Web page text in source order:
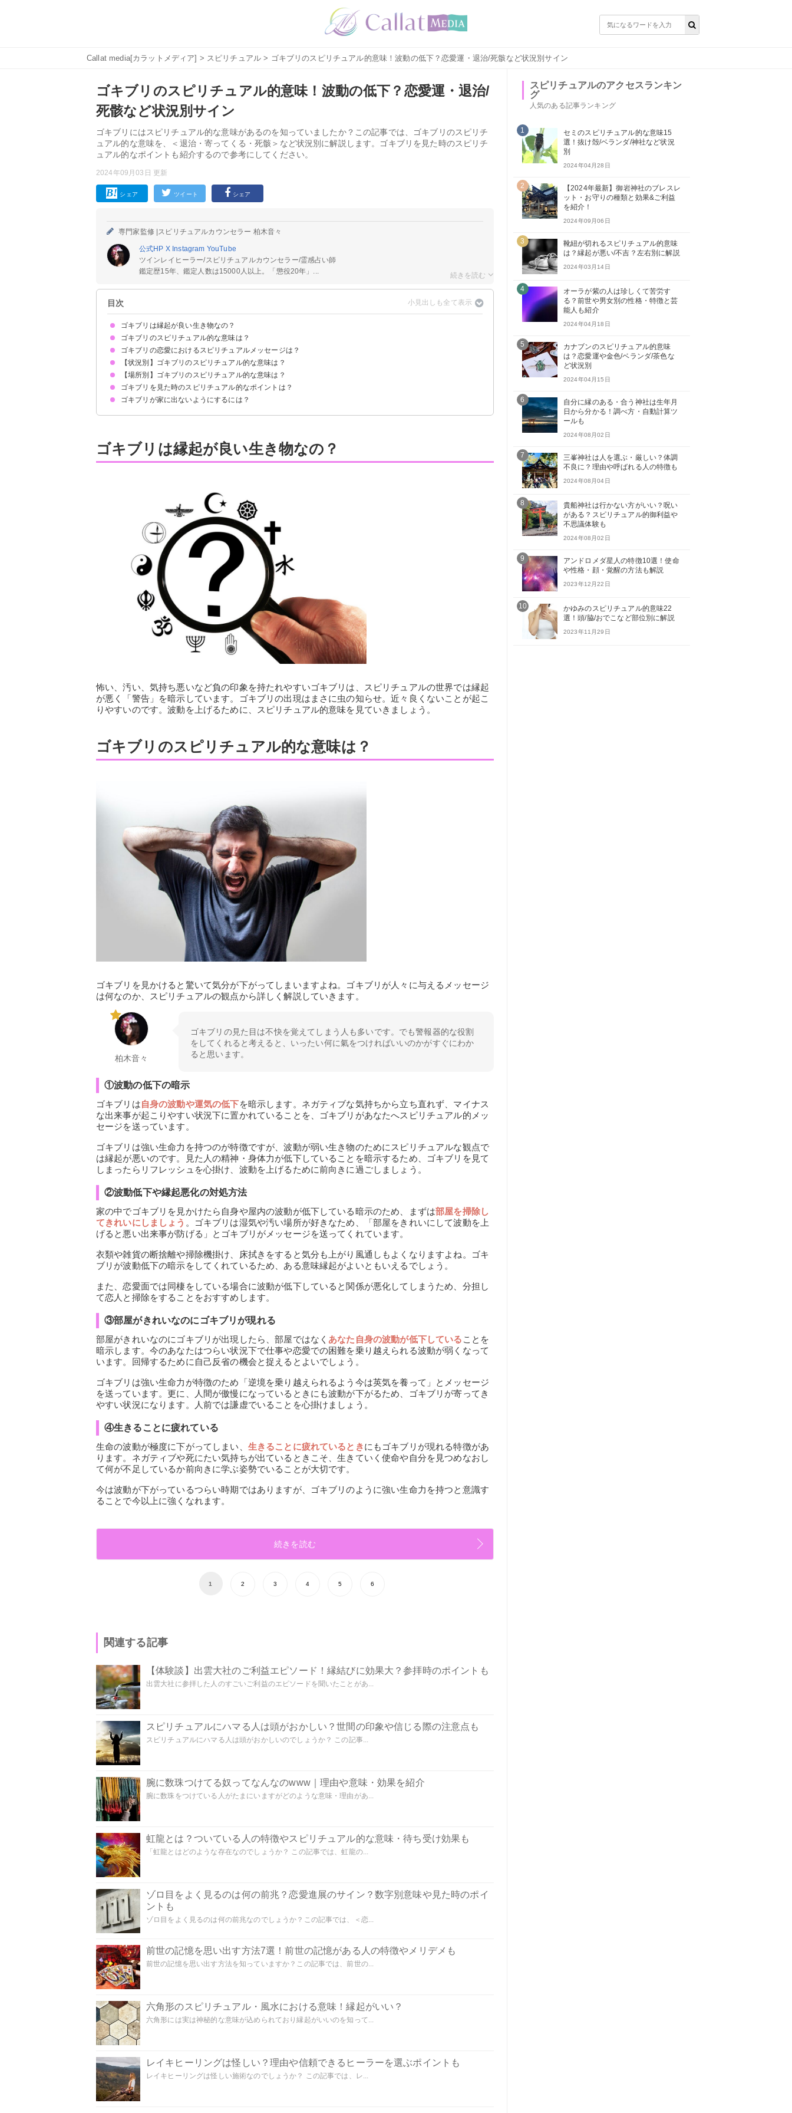
Callat media[カラットメディア] > スピリチュアル > ゴキブリのスピリチュアル的意味！波動の低下？恋愛運・退治/死骸など状況別サイン
ゴキブリのスピリチュアル的意味！波動の低下？恋愛運・退治/
死骸など状況別サイン
ゴキブリにはスピリチュアル的な意味があるのを知っていましたか？この記事では、ゴキブリのスピリチ
ュアル的な意味を、＜退治・寄ってくる・死骸＞など状況別に解説します。ゴキブリを見た時のスピリチ
ュアル的なポイントも紹介するので参考にしてください。
2024年09月03日 更新
シェア ツイート シェア
専門家監修 | スピリチュアルカウンセラー 柏木音々
公式HP X Instagram YouTube
ツインレイヒーラー/スピリチュアルカウンセラー/霊感占い師
鑑定歴15年、鑑定人数は15000人以上。「懲役20年」...
目次
ゴキブリは縁起が良い生き物なの？
ゴキブリのスピリチュアル的な意味は？
①波動の低下の暗示
②波動低下や縁起悪化の対処方法
③部屋がきれいなのにゴキブリが現れる
④生きることに疲れている
⑤現況の悪化
状況によって意味が決まる
ゴキブリの恋愛におけるスピリチュアルメッセージは？
【状況別】ゴキブリのスピリチュアル的な意味は？
ゴキブリを退治するスピリチュアル的意味
ゴキブリが寄ってくるスピリチュアル的意味
ゴキブリをよく見るスピリチュアル的意味
死んだゴキブリのスピリチュアル的意味
ゴキブリを踏むスピリチュアル的意味
ゴキブリが体につくスピリチュアル的意味
ゴキブリが大量発生するスピリチュアル的意味
ゴキブリが飛んでくるスピリチュアル的意味
小さいゴキブリのスピリチュアル的意味
ゴキブリの夢を見たときのスピリチュアル的意味
【場所別】ゴキブリのスピリチュアル的な意味は？
玄関でゴキブリを見るスピリチュアル的意味
神社でゴキブリを見るスピリチュアル的意味
お墓でゴキブリを見るスピリチュアル的意味
職場でゴキブリを見るスピリチュアル的意味
部屋でゴキブリを見るスピリチュアル的意味
神棚でゴキブリを見るスピリチュアル的意味
ベランダでゴキブリを見るスピリチュアル的意味
ゴキブリを見た時のスピリチュアル的なポイントは？
波動を上げる言動を行う
スピリチュアルメッセージを受け取る
ゴキブリが家に出ないようにするには？
ゴキブリは縁起が良い生き物なの？
怖い、汚い、気持ち悪いなど負の印象を持たれやすいゴキブリは、スピリチュアルの世界では縁起
が悪く「警告」を暗示しています。ゴキブリの出現はまさに虫の知らせ。近々良くないことが起こ
りやすいのです。波動を上げるために、スピリチュアル的意味を見ていきましょう。
ゴキブリのスピリチュアル的な意味は？
ゴキブリを見かけると驚いて気分が下がってしまいますよね。ゴキブリが人々に与えるメッセージ
は何なのか、スピリチュアルの観点から詳しく解説していきます。
柏木音々
ゴキブリの見た目は不快を覚えてしまう人も多いです。でも警報器的な役割
をしてくれると考えると、いったい何に氣をつければいいのかがすぐにわか
ると思います。
①波動の低下の暗示
ゴキブリは自身の波動や運気の低下を暗示します。ネガティブな気持ちから立ち直れず、マイナス
な出来事が起こりやすい状況下に置かれていることを、ゴキブリがあなたへスピリチュアル的メッ
セージを送っています。
ゴキブリは強い生命力を持つのが特徴ですが、波動が弱い生き物のためにスピリチュアルな観点で
は縁起が悪いのです。見た人の精神・身体力が低下していることを暗示するため、ゴキブリを見て
しまったらリフレッシュを心掛け、波動を上げるために前向きに過ごしましょう。
②波動低下や縁起悪化の対処方法
家の中でゴキブリを見かけたら自身や屋内の波動が低下している暗示のため、まずは部屋を掃除し
てきれいにしましょう 。ゴキブリは湿気や汚い場所が好きなため、「部屋をきれいにして波動を上
げると悪い出来事が防げる」とゴキブリがメッセージを送ってくれています。
衣類や雑貨の断捨離や掃除機掛け、床拭きをすると気分も上がり風通しもよくなりますよね。ゴキ
ブリが波動低下の暗示をしてくれているため、ある意味縁起がよいともいえるでしょう。
また、恋愛面では同棲をしている場合に波動が低下していると関係が悪化してしまうため、分担し
て恋人と掃除をすることをおすすめします。
③部屋がきれいなのにゴキブリが現れる
部屋がきれいなのにゴキブリが出現したら、部屋ではなく あなた自身の波動が低下している ことを
暗示します。今のあなたはつらい状況下で仕事や恋愛での困難を乗り越えられる波動が弱くなって
います。回帰するために自己反省の機会と捉えるとよいでしょう。
ゴキブリは強い生命力が特徴のため「逆境を乗り越えられるよう今は英気を養って」とメッセージ
を送っています。更に、人間が傲慢になっているときにも波動が下がるため、ゴキブリが寄ってき
やすい状況になります。人前では謙虚でいることを心掛けましょう。
④生きることに疲れている
生命の波動が極度に下がってしまい、 生きることに疲れているときにもゴキブリが現れる特徴があ
ります。ネガティブや死にたい気持ちが出ているときこそ、生きていく使命や自分を見つめなおし
て何が不足しているか前向きに学ぶ姿勢でいることが大切です。
今は波動が下がっているつらい時期ではありますが、ゴキブリのように強い生命力を持つと意識す
ることで今以上に強くなれます。
続きを読む
1 2 3 4 5 6
関連する記事
【体験談】出雲大社のご利益エピソード！縁結びに効果大？参拝時のポイントも
出雲大社に参拝した人のすごいご利益のエピソードを聞いたことがあ...
スピリチュアルにハマる人は頭がおかしい？世間の印象や信じる際の注意点も
スピリチュアルにハマる人は頭がおかしいのでしょうか？ この記事...
腕に数珠つけてる奴ってなんなのwww｜理由や意味・効果を紹介
腕に数珠をつけている人がたまにいますがどのような意味・理由があ...
虹龍とは？ついている人の特徴やスピリチュアル的な意味・待ち受け効果も
「虹龍とはどのような存在なのでしょうか？ この記事では、虹龍の...
ゾロ目をよく見るのは何の前兆？恋愛進展のサイン？数字別意味や見た時のポイ
ントも
ゾロ目をよく見るのは何の前兆なのでしょうか？この記事では、＜恋...
前世の記憶を思い出す方法7選！前世の記憶がある人の特徴やメリデメも
前世の記憶を思い出す方法を知っていますか？この記事では、前世の...
六角形のスピリチュアル・風水における意味！縁起がいい？
六角形には実は神秘的な意味が込められており縁起がいいのを知って...
レイキヒーリングは怪しい？理由や信頼できるヒーラーを選ぶポイントも
レイキヒーリングは怪しい施術なのでしょうか？ この記事では、レ...
スピリチュアルのアクセスランキン
グ
人気のある記事ランキング
1
セミのスピリチュアル的な意味15
選！抜け殻/ベランダ/神社など状況
別
2024年04月28日
2
【2024年最新】御岩神社のブレスレ
ット・お守りの種類と効果&ご利益
を紹介！
2024年09月06日
3
靴紐が切れるスピリチュアル的意味
は？縁起が悪い/不吉？左右別に解説
2024年03月14日
4
オーラが紫の人は珍しくて苦労す
る？前世や男女別の性格・特徴と芸
能人も紹介
2024年04月18日
5
カナブンのスピリチュアル的意味
は？恋愛運や金色/ベランダ/茶色な
ど状況別
2024年04月15日
6
自分に縁のある・合う神社は生年月
日から分かる！調べ方・自動計算ツ
ールも
2024年08月02日
7
三峯神社は人を選ぶ・厳しい？体調
不良に？理由や呼ばれる人の特徴も
2024年08月04日
8
貴船神社は行かない方がいい？呪い
がある？スピリチュアル的御利益や
不思議体験も
2024年08月02日
9
アンドロメダ星人の特徴10選！使命
や性格・顔・覚醒の方法も解説
2023年12月22日
10
かゆみのスピリチュアル的意味22
選！頭/脇/おでこなど部位別に解説
2023年11月29日